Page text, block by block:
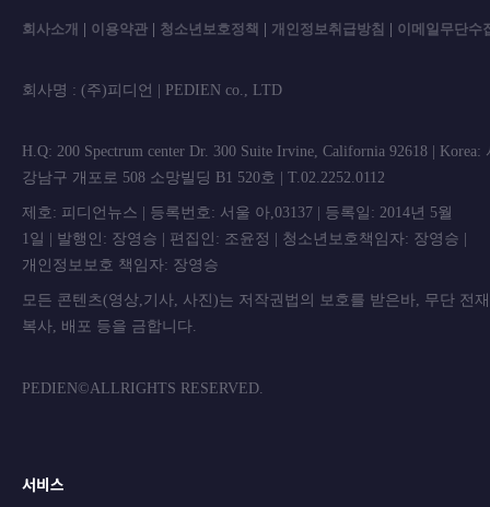
회사소개 이용약관 청소년보호정책 개인정보취급방침 이메일무단수
회사명 : (주)피디언 | PEDIEN co.,
H.Q: 200 Spectrum center Dr. 300 Suite Irvine, California 92618 | Korea:
강남구 개포로 508 소망빌딩 B1 520호 | T.02.2252.0112
제호: 피디언뉴스 | 등록번호: 서울 아,03137 | 등록일: 2014년 5월
1일 | 발행인: 장영승 | 편집인: 조윤정 | 청소년보호책임자: 장영승 |
개인정보보호 책임자: 장영승
모든 콘텐츠(영상,기사, 사진)는 저작권법의 보호를 받은바, 무단 전
복사, 배포 등을 금합니
PEDIEN©ALLRIGHTS RESERVED.
서비스